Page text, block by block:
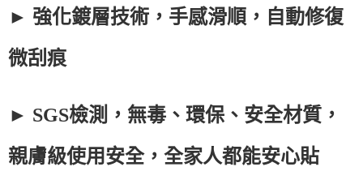
► 強化鍍層技術，手感滑順，自動修復
微刮痕
► SGS檢測，無毒、環保、安全材質，
親膚級使用安全，全家人都能安心貼